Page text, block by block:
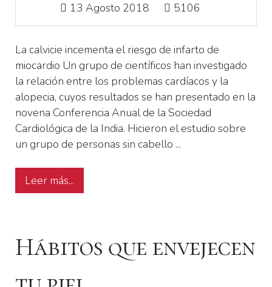
13 Agosto 2018
5106
La calvicie incementa el riesgo de infarto de
miocardio Un grupo de científicos han investigado
la relación entre los problemas cardíacos y la
alopecia, cuyos resultados se han presentado en la
novena Conferencia Anual de la Sociedad
Cardiológica de la India. Hicieron el estudio sobre
un grupo de personas sin cabello ...
Leer más...
Hábitos que envejecen